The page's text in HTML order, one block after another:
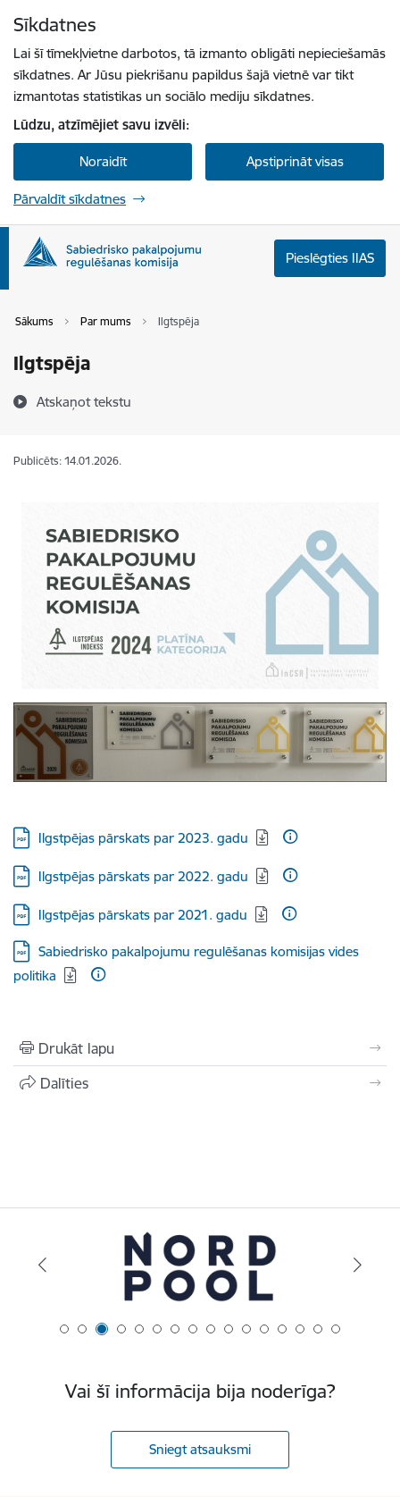
Sīkdatnes
Lai šī tīmekļvietne darbotos, tā izmanto obligāti nepieciešamās
sīkdatnes. Ar Jūsu piekrišanu papildus šajā vietnē var tikt
izmantotas statistikas un sociālo mediju sīkdatnes.
Lūdzu, atzīmējiet savu izvēli:
Noraidīt Apstiprināt visas
Pārvaldīt sīkdatnes
Pieslēgties IIAS
Sākums Par mums Ilgtspēja
Ilgtspēja
Atskaņot tekstu
Publicēts: 14.01.2026.
Lejupielādēt:
Ilgstpējas pārskats par 2023. gadu
Lejupielādēt:
Ilgstpējas pārskats par 2022. gadu
Lejupielādēt:
Ilgstpējas pārskats par 2021. gadu
Lejupielādēt:
Sabiedrisko pakalpojumu regulēšanas komisijas vides
politika
Drukāt lapu
Dalīties
Vai šī informācija bija noderīga?
Sniegt atsauksmi